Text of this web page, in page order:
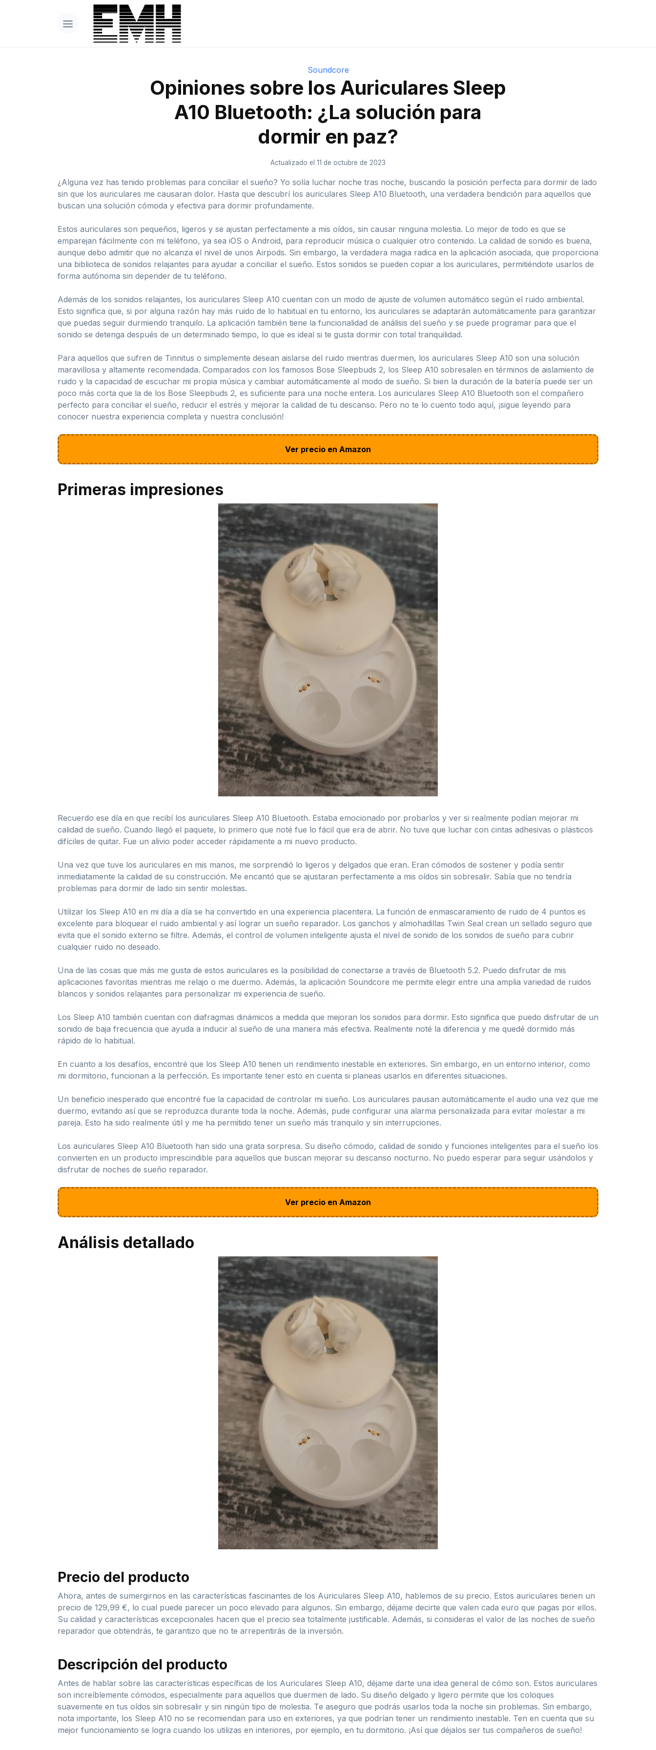
Soundcore
Opiniones sobre los Auriculares Sleep
A10 Bluetooth: ¿La solución para
dormir en paz?
Actualizado el 11 de octubre de 2023
¿Alguna vez has tenido problemas para conciliar el sueño? Yo solía luchar noche tras noche, buscando la posición perfecta para dormir de lado
sin que los auriculares me causaran dolor. Hasta que descubrí los auriculares Sleep A10 Bluetooth, una verdadera bendición para aquellos que
buscan una solución cómoda y efectiva para dormir profundamente.
Estos auriculares son pequeños, ligeros y se ajustan perfectamente a mis oídos, sin causar ninguna molestia. Lo mejor de todo es que se
emparejan fácilmente con mi teléfono, ya sea iOS o Android, para reproducir música o cualquier otro contenido. La calidad de sonido es buena,
aunque debo admitir que no alcanza el nivel de unos Airpods. Sin embargo, la verdadera magia radica en la aplicación asociada, que proporciona
una biblioteca de sonidos relajantes para ayudar a conciliar el sueño. Estos sonidos se pueden copiar a los auriculares, permitiéndote usarlos de
forma autónoma sin depender de tu teléfono.
Además de los sonidos relajantes, los auriculares Sleep A10 cuentan con un modo de ajuste de volumen automático según el ruido ambiental.
Esto significa que, si por alguna razón hay más ruido de lo habitual en tu entorno, los auriculares se adaptarán automáticamente para garantizar
que puedas seguir durmiendo tranquilo. La aplicación también tiene la funcionalidad de análisis del sueño y se puede programar para que el
sonido se detenga después de un determinado tiempo, lo que es ideal si te gusta dormir con total tranquilidad.
Para aquellos que sufren de Tinnitus o simplemente desean aislarse del ruido mientras duermen, los auriculares Sleep A10 son una solución
maravillosa y altamente recomendada. Comparados con los famosos Bose Sleepbuds 2, los Sleep A10 sobresalen en términos de aislamiento de
ruido y la capacidad de escuchar mi propia música y cambiar automáticamente al modo de sueño. Si bien la duración de la batería puede ser un
poco más corta que la de los Bose Sleepbuds 2, es suficiente para una noche entera. Los auriculares Sleep A10 Bluetooth son el compañero
perfecto para conciliar el sueño, reducir el estrés y mejorar la calidad de tu descanso. Pero no te lo cuento todo aquí, ¡sigue leyendo para
conocer nuestra experiencia completa y nuestra conclusión!
Ver precio en Amazon
Primeras impresiones
Recuerdo ese día en que recibí los auriculares Sleep A10 Bluetooth. Estaba emocionado por probarlos y ver si realmente podían mejorar mi
calidad de sueño. Cuando llegó el paquete, lo primero que noté fue lo fácil que era de abrir. No tuve que luchar con cintas adhesivas o plásticos
difíciles de quitar. Fue un alivio poder acceder rápidamente a mi nuevo producto.
Una vez que tuve los auriculares en mis manos, me sorprendió lo ligeros y delgados que eran. Eran cómodos de sostener y podía sentir
inmediatamente la calidad de su construcción. Me encantó que se ajustaran perfectamente a mis oídos sin sobresalir. Sabía que no tendría
problemas para dormir de lado sin sentir molestias.
Utilizar los Sleep A10 en mi día a día se ha convertido en una experiencia placentera. La función de enmascaramiento de ruido de 4 puntos es
excelente para bloquear el ruido ambiental y así lograr un sueño reparador. Los ganchos y almohadillas Twin Seal crean un sellado seguro que
evita que el sonido externo se filtre. Además, el control de volumen inteligente ajusta el nivel de sonido de los sonidos de sueño para cubrir
cualquier ruido no deseado.
Una de las cosas que más me gusta de estos auriculares es la posibilidad de conectarse a través de Bluetooth 5.2. Puedo disfrutar de mis
aplicaciones favoritas mientras me relajo o me duermo. Además, la aplicación Soundcore me permite elegir entre una amplia variedad de ruidos
blancos y sonidos relajantes para personalizar mi experiencia de sueño.
Los Sleep A10 también cuentan con diafragmas dinámicos a medida que mejoran los sonidos para dormir. Esto significa que puedo disfrutar de un
sonido de baja frecuencia que ayuda a inducir al sueño de una manera más efectiva. Realmente noté la diferencia y me quedé dormido más
rápido de lo habitual.
En cuanto a los desafíos, encontré que los Sleep A10 tienen un rendimiento inestable en exteriores. Sin embargo, en un entorno interior, como
mi dormitorio, funcionan a la perfección. Es importante tener esto en cuenta si planeas usarlos en diferentes situaciones.
Un beneficio inesperado que encontré fue la capacidad de controlar mi sueño. Los auriculares pausan automáticamente el audio una vez que me
duermo, evitando así que se reproduzca durante toda la noche. Además, pude configurar una alarma personalizada para evitar molestar a mi
pareja. Esto ha sido realmente útil y me ha permitido tener un sueño más tranquilo y sin interrupciones.
Los auriculares Sleep A10 Bluetooth han sido una grata sorpresa. Su diseño cómodo, calidad de sonido y funciones inteligentes para el sueño los
convierten en un producto imprescindible para aquellos que buscan mejorar su descanso nocturno. No puedo esperar para seguir usándolos y
disfrutar de noches de sueño reparador.
Ver precio en Amazon
Análisis detallado
Precio del producto
Ahora, antes de sumergirnos en las características fascinantes de los Auriculares Sleep A10, hablemos de su precio. Estos auriculares tienen un
precio de 129,99 €, lo cual puede parecer un poco elevado para algunos. Sin embargo, déjame decirte que valen cada euro que pagas por ellos.
Su calidad y características excepcionales hacen que el precio sea totalmente justificable. Además, si consideras el valor de las noches de sueño
reparador que obtendrás, te garantizo que no te arrepentirás de la inversión.
Descripción del producto
Antes de hablar sobre las características específicas de los Auriculares Sleep A10, déjame darte una idea general de cómo son. Estos auriculares
son increíblemente cómodos, especialmente para aquellos que duermen de lado. Su diseño delgado y ligero permite que los coloques
suavemente en tus oídos sin sobresalir y sin ningún tipo de molestia. Te aseguro que podrás usarlos toda la noche sin problemas. Sin embargo,
nota importante, los Sleep A10 no se recomiendan para uso en exteriores, ya que podrían tener un rendimiento inestable. Ten en cuenta que su
mejor funcionamiento se logra cuando los utilizas en interiores, por ejemplo, en tu dormitorio. ¡Así que déjalos ser tus compañeros de sueño!